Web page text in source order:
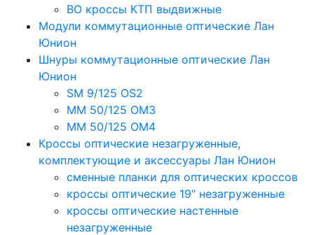
ВО кроссы КТП выдвижные
Модули коммутационные оптические Лан
Юнион
Шнуры коммутационные оптические Лан
Юнион
SM 9/125 OS2
MM 50/125 OM3
MM 50/125 OM4
Кроссы оптические незагруженные,
комплектующие и аксессуары Лан Юнион
сменные планки для оптических кроссов
кроссы оптические 19" незагруженные
кроссы оптические настенные
незагруженные